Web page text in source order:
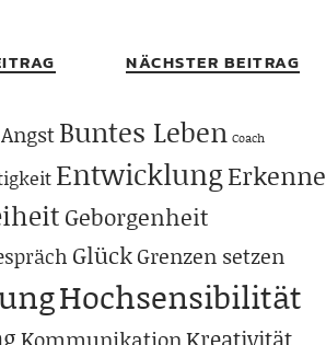
NÄCHSTER BEITRAG
AngstBuntes Leben Coach
EntwicklungErkenne
Geborgenheit
GlückGrenzen setzen
Hochsensibilität
Kreativität